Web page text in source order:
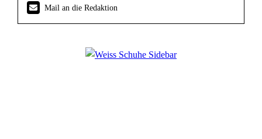
Mail an die Redaktion